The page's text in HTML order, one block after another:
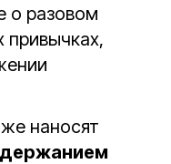
о разовом
наносят